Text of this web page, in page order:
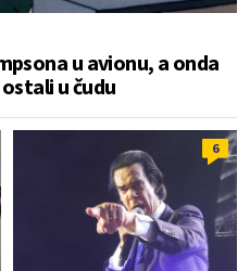
u avionu, a onda
u čudu
6